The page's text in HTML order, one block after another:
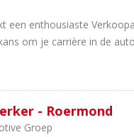
een enthousiaste
om je carrière in de
- Roermond
Groep